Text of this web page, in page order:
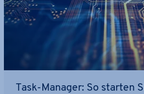
Task-Manager: So starten